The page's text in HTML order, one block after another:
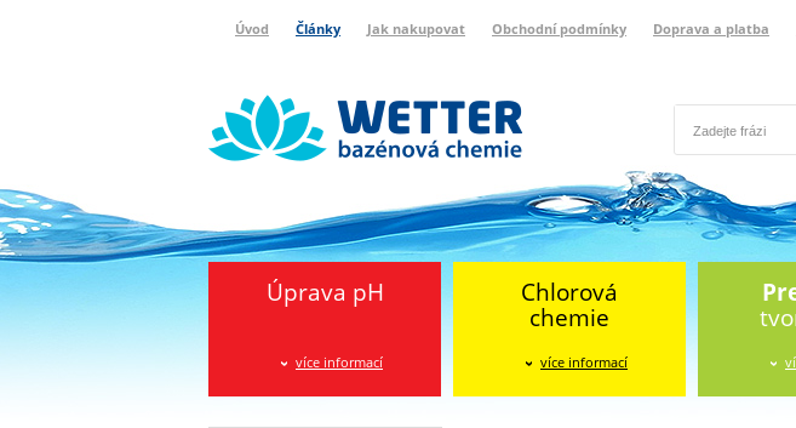
Úvod Články Jak nakupovat Obchodní podmínky Doprava a platba
Úprava pH
více informací
Chlorová
chemie
více informací